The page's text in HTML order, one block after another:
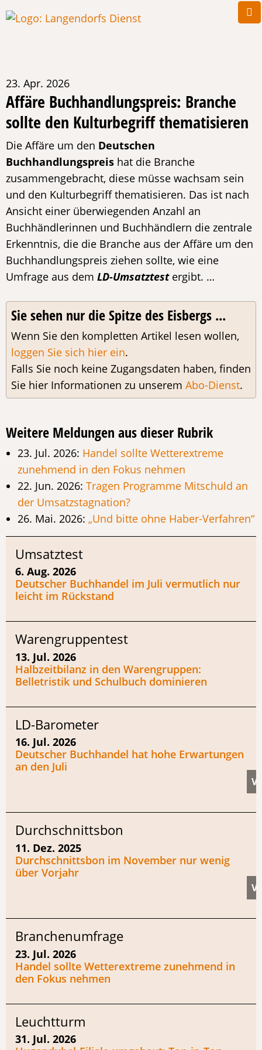
23. Apr. 2026
Affäre Buchhandlungspreis: Branche
sollte den Kulturbegriff thematisieren
Die Affäre um den Deutschen
Buchhandlungspreis hat die Branche
zusammengebracht, diese müsse wachsam sein
und den Kulturbegriff thematisieren. Das ist nach
Ansicht einer überwiegenden Anzahl an
Buchhändlerinnen und Buchhändlern die zentrale
Erkenntnis, die die Branche aus der Affäre um den
Buchhandlungspreis ziehen sollte, wie eine
Umfrage aus dem LD-Umsatztestergibt. …
Sie sehen nur die Spitze des Eisbergs ...
Wenn Sie den kompletten Artikel lesen wollen,
loggen Sie sich hier ein.
Falls Sie noch keine Zugangsdaten haben, finden
Sie hier Informationen zu unserem Abo-Dienst.
Weitere Meldungen aus dieser Rubrik
23. Jul. 2026: Handel sollte Wetterextreme
zunehmend in den Fokus nehmen
22. Jun. 2026: Tragen Programme Mitschuld an
der Umsatzstagnation?
26. Mai. 2026: „Und bitte ohne Haber-Verfahren“
Umsatztest
6. Aug. 2026
Deutscher Buchhandel im Juli vermutlich nur
leicht im Rückstand
Warengruppentest
13. Jul. 2026
Halbzeitbilanz in den Warengruppen:
Belletristik und Schulbuch dominieren
LD-Barometer
16. Jul. 2026
Deutscher Buchhandel hat hohe Erwartungen
an den Juli
Durchschnittsbon
11. Dez. 2025
Durchschnittsbon im November nur wenig
über Vorjahr
Branchenumfrage
23. Jul. 2026
Handel sollte Wetterextreme zunehmend in
den Fokus nehmen
Leuchtturm
31. Jul. 2026